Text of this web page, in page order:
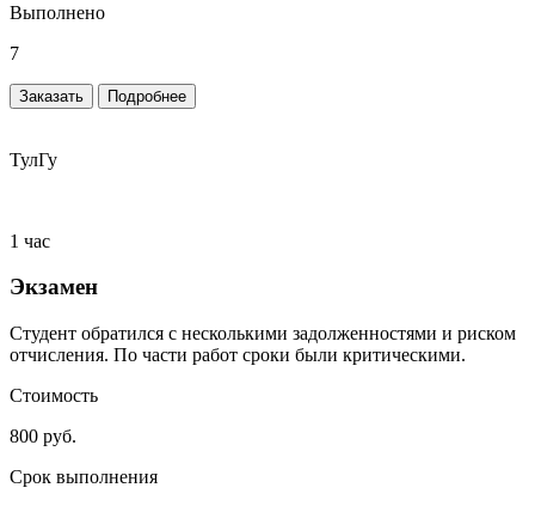
Выполнено
7
Заказать Подробнее
ТулГу
1 час
Экзамен
Студент обратился с несколькими задолженностями и риском
отчисления. По части работ сроки были критическими.
Стоимость
800 руб.
Срок выполнения